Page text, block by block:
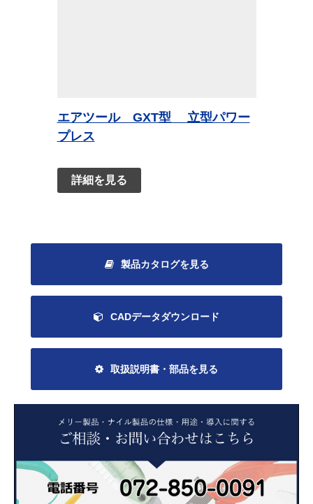
エアツール GXT型 立型パワー
プレス
詳細を見る
製品カタログを見る
CADデータダウンロード
取扱説明書・部品を見る